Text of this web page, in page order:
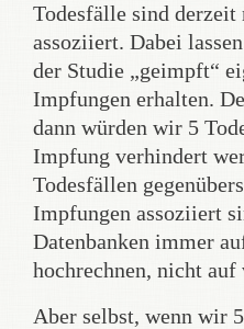
Todesfälle sind
assoziiert. Dabei
der Studie „geimpft“
Impfungen erhalten.
dann würden wir 5
Impfung verhindert
Todesfällen
Impfungen assoziiert
Datenbanken immer
hochrechnen, nicht
Aber selbst, wenn wir